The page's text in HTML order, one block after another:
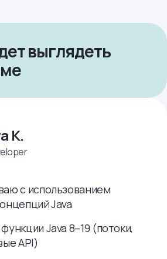
выглядеть
К.
с использованием
Java
Java 8–19 (потоки,
API)